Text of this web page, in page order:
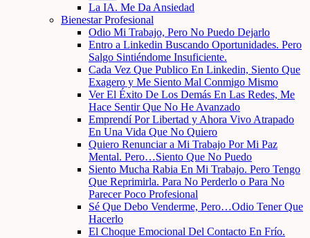
La IA. Me Da Ansiedad
Bienestar Profesional
Odio Mi Trabajo, Pero No Puedo Dejarlo
Entro a Linkedin Buscando Oportunidades. Pero
Salgo Sintiéndome Insuficiente.
Cada Vez Que Publico En Linkedin, Siento Que
Exagero y Me Siento Mal Conmigo Mismo
Ver El Éxito De Los Demás En Las Redes, Me
Hace Sentir Que No He Avanzado
Emprendí Por Libertad y Ahora Vivo Atrapado
En Una Vida Que No Quiero
Quiero Renunciar a Mi Trabajo Por Mi Paz
Mental. Pero…Siento Que No Puedo
Siento Mucha Rabia En Mi Trabajo. Pero Tengo
Que Reprimirla. Para No Perderlo o Para No
Parecer Poco Profesional
Sé Que Debo Venderme, Pero…Odio Tener Que
Hacerlo
El Choque Emocional Del Contacto En Frío.